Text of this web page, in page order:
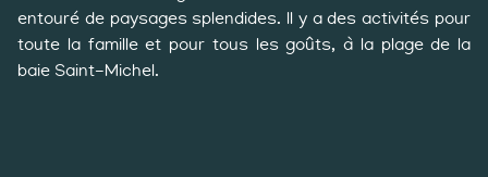
entouré de paysages splendides. Il y a des activités pour
toute la famille et pour tous les goûts, à la plage de la
baie Saint-Michel.